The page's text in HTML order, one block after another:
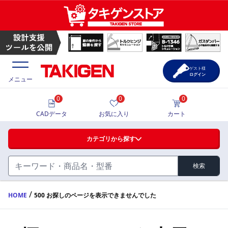
ハンドル・取手・つまみ・周辺機器
FA・A
蝶番・ステー・周辺機器
価格一覧
製品カタログ
メニュー
カテゴリから探す
検索
0
CADデータ
0
お気に入り
0
カート
ゲスト様
ログイン
HOME / 500 お探しのページを表示できませんでした